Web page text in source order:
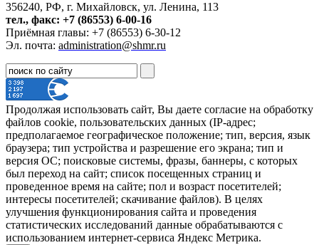
356240, РФ, г. Михайловск, ул. Ленина, 113
тел., факс: +7 (86553) 6-00-16
Приёмная главы: +7 (86553) 6-30-12
Эл. почта: administration@shmr.ru
Продолжая использовать сайт, Вы даете согласие на обработку
файлов cookie, пользовательских данных (IP-адрес;
предполагаемое географическое положение; тип, версия, язык
браузера; тип устройства и разрешение его экрана; тип и
версия ОС; поисковые системы, фразы, баннеры, с которых
был переход на сайт; список посещенных страниц и
проведенное время на сайте; пол и возраст посетителей;
интересы посетителей; скачивание файлов). В целях
улучшения функционирования сайта и проведения
статистических исследований данные обрабатываются с
использованием интернет-сервиса Яндекс Метрика.